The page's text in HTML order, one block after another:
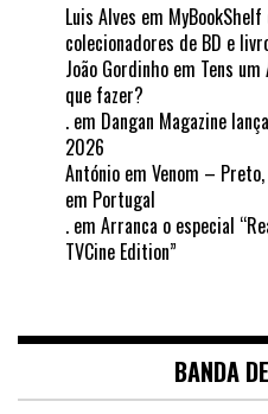
Luis Alves em
colecionadores de BD e
João Gordinho em Tens
que fazer?
. em Dangan Magazine
2026
António em Venom –
em Portugal
. em Arranca o especial
TVCine Edition”
BANDA